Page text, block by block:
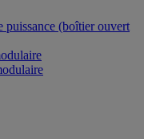
puissance (boîtier ouvert